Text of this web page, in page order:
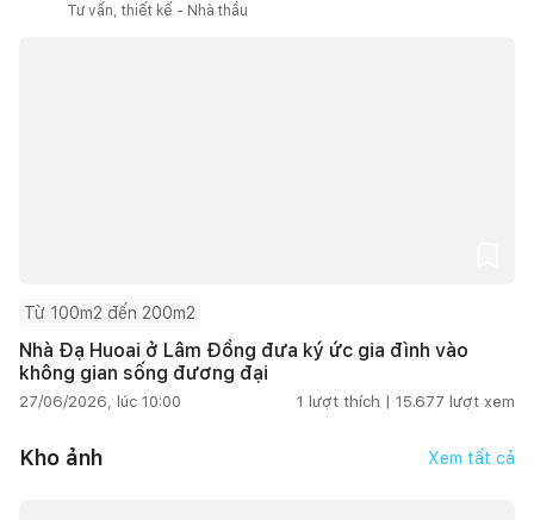
Tư vấn, thiết kế - Nhà thầu
Từ 100m2 đến 200m2
Nhà Đạ Huoai ở Lâm Đồng đưa ký ức gia đình vào
không gian sống đương đại
27/06/2026, lúc 10:00 1 lượt thích | 15.677 lượt xem
Kho ảnh Xem tất cả